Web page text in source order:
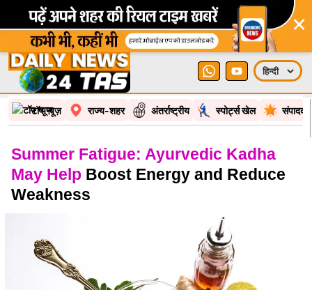
×
टॉप न्यूज़ राज्य-शहर अंतर्राष्ट्रीय स्पोर्ट्स खेल
Summer Fatigue: Ayurvedic Kadha
May Help Boost Energy and Reduce
Weakness